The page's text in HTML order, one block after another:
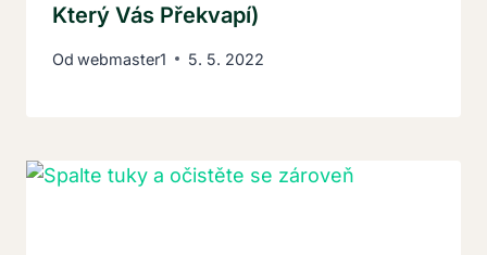
Který Vás Překvapí)
Od webmaster1 5. 5. 2022